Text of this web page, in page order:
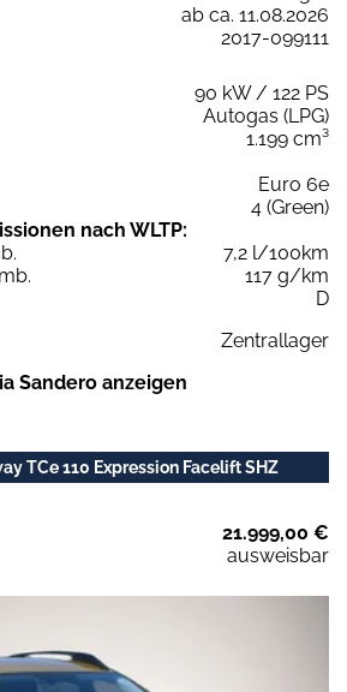
ab ca. 11.08.2026
2017-099111
90 kW / 122 PS
Autogas (LPG)
1.199 cm³
Euro 6e
4 (Green)
nach WLTP:
7,2 l/100km
117 g/km
D
Zentrallager
Sandero anzeigen
TCe 110 Expression Facelift SHZ
21.999,00 €
ausweisbar